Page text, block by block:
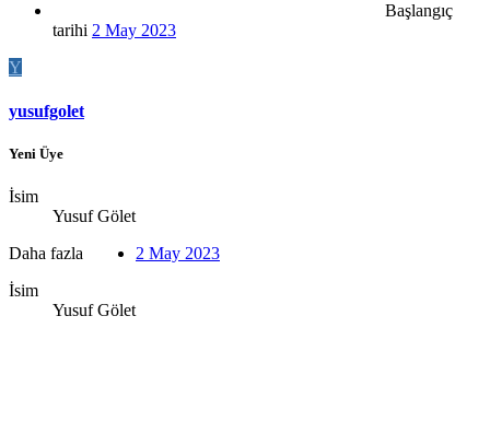
Başlangıç
tarihi 2 May 2023
Y
yusufgolet
Yeni Üye
İsim
Yusuf Gölet
Daha fazla
İsim
Yusuf Gölet
2 May 2023